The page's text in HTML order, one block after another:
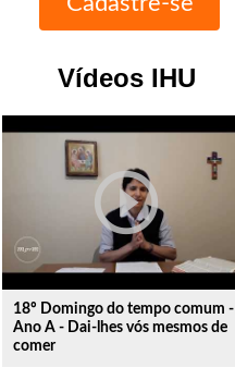
Vídeos IHU
play_circle_outline
18º Domingo do tempo comum -
Ano A - Dai-lhes vós mesmos de
comer